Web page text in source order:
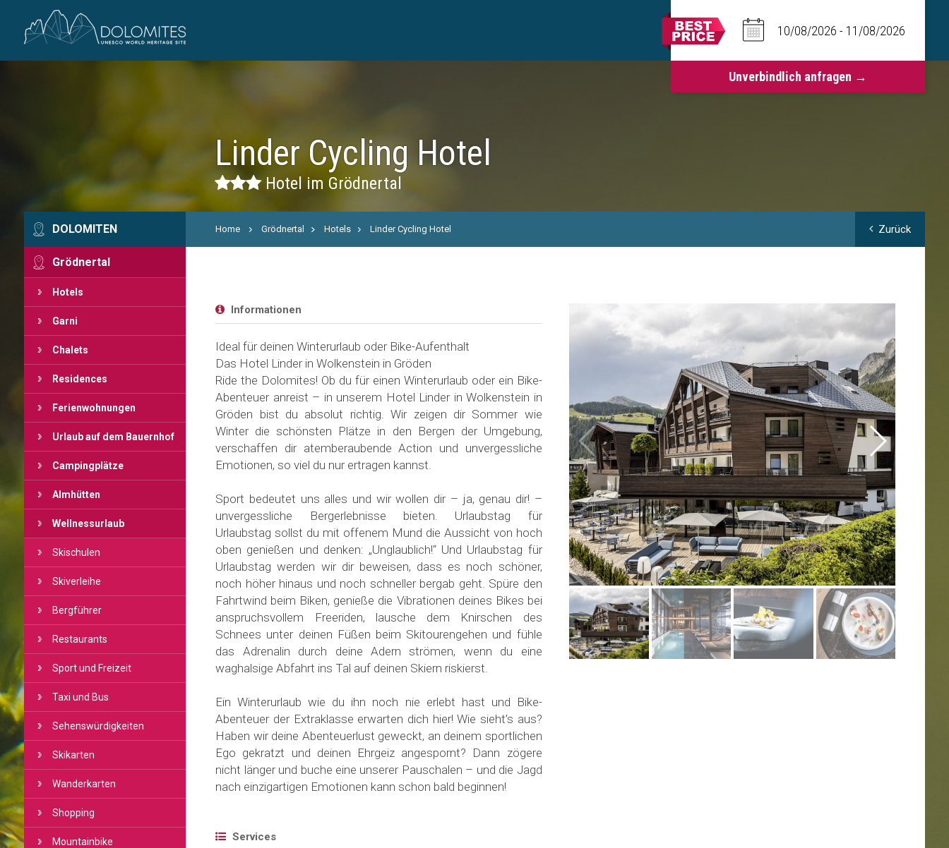
Linder Cycling Hotel
Hotel im Grödnertal
DOLOMITEN
Grödnertal
Hotels
Garni
Chalets
Residences
Ferienwohnungen
Urlaub auf dem Bauernhof
Campingplätze
Almhütten
Wellnessurlaub
Skischulen
Skiverleihe
Bergführer
Restaurants
Sport und Freizeit
Taxi und Bus
Sehenswürdigkeiten
Skikarten
Wanderkarten
Shopping
Mountainbike
Home Grödnertal Hotels Linder Cycling Hotel Zurück
Informationen
Ideal für deinen Winterurlaub oder Bike-Aufenthalt
Das Hotel Linder in Wolkenstein in Gröden
Ride the Dolomites! Ob du für einen Winterurlaub oder ein Bike-
Abenteuer anreist – in unserem Hotel Linder in Wolkenstein in
Gröden bist du absolut richtig. Wir zeigen dir Sommer wie
Winter die schönsten Plätze in den Bergen der Umgebung,
verschaffen dir atemberaubende Action und unvergessliche
Emotionen, so viel du nur ertragen kannst.
Sport bedeutet uns alles und wir wollen dir – ja, genau dir! –
unvergessliche Bergerlebnisse bieten. Urlaubstag für
Urlaubstag sollst du mit offenem Mund die Aussicht von hoch
oben genießen und denken: „Unglaublich!“ Und Urlaubstag für
Urlaubstag werden wir dir beweisen, dass es noch schöner,
noch höher hinaus und noch schneller bergab geht. Spüre den
Fahrtwind beim Biken, genieße die Vibrationen deines Bikes bei
anspruchsvollem Freeriden, lausche dem Knirschen des
Schnees unter deinen Füßen beim Skitourengehen und fühle
das Adrenalin durch deine Adern strömen, wenn du eine
waghalsige Abfahrt ins Tal auf deinen Skiern riskierst.
Ein Winterurlaub wie du ihn noch nie erlebt hast und Bike-
Abenteuer der Extraklasse erwarten dich hier! Wie sieht’s aus?
Haben wir deine Abenteuerlust geweckt, an deinem sportlichen
Ego gekratzt und deinen Ehrgeiz angespornt? Dann zögere
nicht länger und buche eine unserer Pauschalen – und die Jagd
nach einzigartigen Emotionen kann schon bald beginnen!
Services